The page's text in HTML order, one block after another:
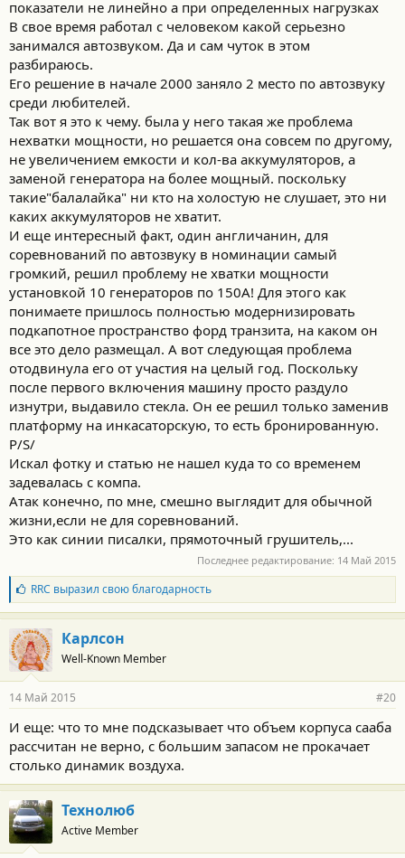
показатели не линейно а при определенных нагрузках
В свое время работал с человеком какой серьезно
занимался автозвуком. Да и сам чуток в этом
разбираюсь.
Его решение в начале 2000 заняло 2 место по автозвуку
среди любителей.
Так вот я это к чему. была у него такая же проблема
нехватки мощности, но решается она совсем по другому,
не увеличением емкости и кол-ва аккумуляторов, а
заменой генератора на более мощный. поскольку
такие"балалайка" ни кто на холостую не слушает, это ни
каких аккумуляторов не хватит.
И еще интересный факт, один англичанин, для
соревнований по автозвуку в номинации самый
громкий, решил проблему не хватки мощности
установкой 10 генераторов по 150А! Для этого как
понимаете пришлось полностью модернизировать
подкапотное пространство форд транзита, на каком он
все это дело размещал. А вот следующая проблема
отодвинула его от участия на целый год. Поскольку
после первого включения машину просто раздуло
изнутри, выдавило стекла. Он ее решил только заменив
платформу на инкасаторскую, то есть бронированную.
P/S/
Искал фотку и статью не нашел куда то со временем
задевалась с компа.
Атак конечно, по мне, смешно выглядит для обычной
жизни,если не для соревнований.
Это как синии писалки, прямоточный грушитель,...
Последнее редактирование: 14 Май 2015
Б
л
а
г
о
д
а
н
с
т
и
RRC выразил свою благодарность
Карлсон
Well-Known Member
14 Май 2015 #20
И еще: что то мне подсказывает что объем корпуса сааба
рассчитан не верно, с большим запасом не прокачает
столько динамик воздуха.
Технолюб
Active Member